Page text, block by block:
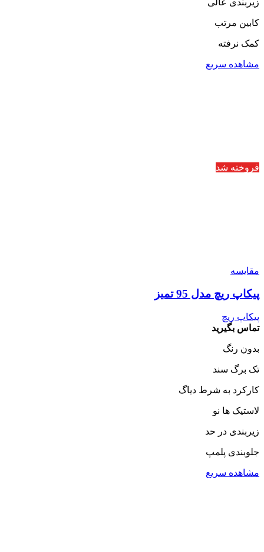
زیربندی عالی
کابین مرتب
کمک نرفته
مشاهده سریع
فروخته شد
مقایسه
پیکاپ ریچ مدل 95 تمیز
پیکاپ ریچ
تماس بگیرید
بدون رنگ
تک برگ سند
کارکرد به شرط دیاگ
لاستیک ها نو
زیربندی در حد
جلوبندی پلمپ
مشاهده سریع